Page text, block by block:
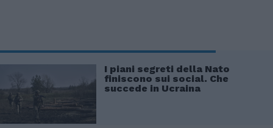
I piani segreti della Nato
finiscono sui social. Che
succede in Ucraina